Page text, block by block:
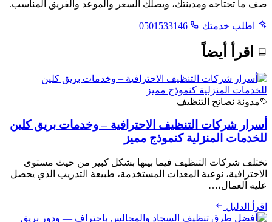
صف ما تحتاجه ومدينتك، ويصلك السعر والموعد والفريق المناسب.
اطلب خدمتك 0501533146
اقرأ أيضاً
مدونة نصائح التنظيف
أسرار شركات التنظيف الاحترافية – وخدمات بريق كلين
للخدمات المنزلية كنموذج مميز
تختلف شركات التنظيف فيما بينها بشكل كبير من حيث مستوى
الاحترافية، نوعية المعدات المستخدمة، طبيعة التدريب الذي يحصل
عليه العمال،…
اقرأ الدليل